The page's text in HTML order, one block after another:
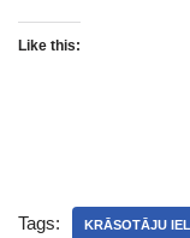
Like this:
Tags: KRĀSOTĀJU